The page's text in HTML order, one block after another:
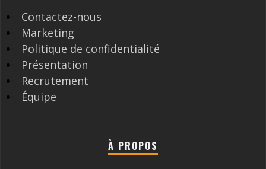
Contactez-nous
Marketing
Politique de confidentialité
Présentation
Recrutement
Équipe
À PROPOS